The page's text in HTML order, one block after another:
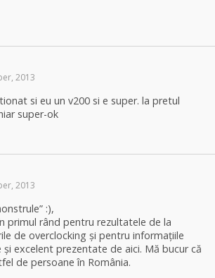
2013
si eu un v200 si e super. la pretul
super-ok
2013
:),
primul rând pentru rezultatele de la
de overclocking și pentru informațiile
și excelent prezentate de aici. Mă bucur că
de persoane în România.